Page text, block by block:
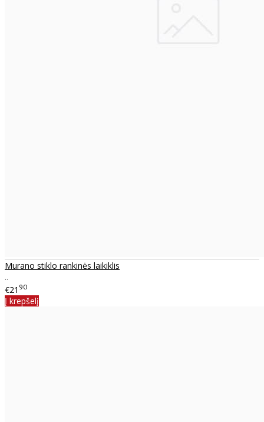
Murano stiklo rankinės laikiklis
..
€21 90
Į krepšelį